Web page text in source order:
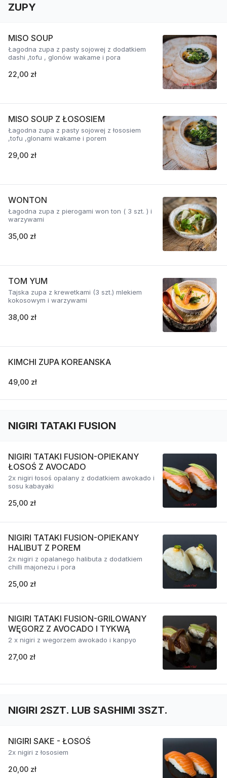
ZUPY
MISO SOUP
Łagodna zupa z pasty sojowej z dodatkiem
dashi ,tofu , glonów wakame i pora
22,00 zł
MISO SOUP Z ŁOSOSIEM
Łagodna zupa z pasty sojowej z łososiem
,tofu ,glonami wakame i porem
29,00 zł
WONTON
Łagodna zupa z pierogami won ton ( 3 szt. ) i
warzywami
35,00 zł
TOM YUM
Tajska zupa z krewetkami (3 szt.) mlekiem
kokosowym i warzywami
38,00 zł
KIMCHI ZUPA KOREANSKA
49,00 zł
NIGIRI TATAKI FUSION
NIGIRI TATAKI FUSION-OPIEKANY
ŁOSOŚ Z AVOCADO
2x nigiri łosoś opalany z dodatkiem awokado i
sosu kabayaki
25,00 zł
NIGIRI TATAKI FUSION-OPIEKANY
HALIBUT Z POREM
2x nigiri z opalanego halibuta z dodatkiem
chilli majonezu i pora
25,00 zł
NIGIRI TATAKI FUSION-GRILOWANY
WĘGORZ Z AVOCADO I TYKWĄ
2 x nigiri z wegorzem awokado i kanpyo
27,00 zł
NIGIRI 2SZT. LUB SASHIMI 3SZT.
NIGIRI SAKE - ŁOSOŚ
2x nigiri z łososiem
20,00 zł